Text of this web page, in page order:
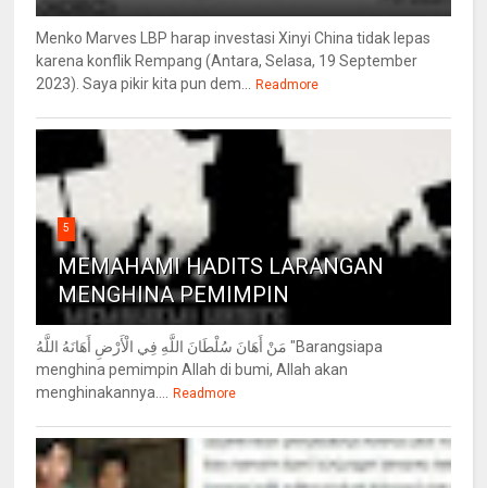
Menko Marves LBP harap investasi Xinyi China tidak lepas
karena konflik Rempang (Antara, Selasa, 19 September
2023). Saya pikir kita pun dem...
Readmore
5
MEMAHAMI HADITS LARANGAN
MENGHINA PEMIMPIN
مَنْ أَهَانَ سُلْطَانَ اللَّهِ فِي الْأَرْضِ أَهَانَهُ اللَّهُ "Barangsiapa
menghina pemimpin Allah di bumi, Allah akan
menghinakannya....
Readmore